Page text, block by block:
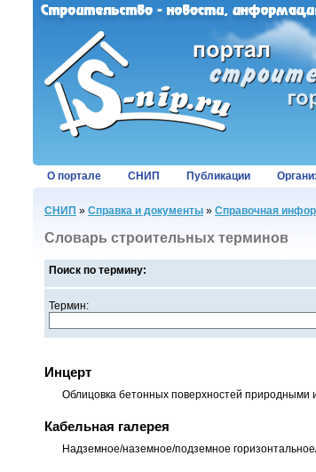
О портале СНИП Публикации
СНИП » Справка и документы » Справочная
Словарь строительных терминов
Поиск по термину:
Термин:
Инцерт
Облицовка бетонных поверхностей
Кабельная галерея
Надземное/наземное/подземное